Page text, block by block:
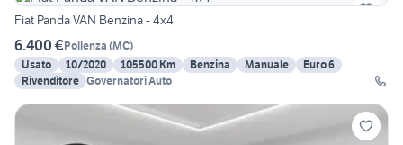
Fiat Panda VAN Benzina - 4x4
6.400 €Pollenza (MC)
Usato
10/2020 105500 Km Benzina Manuale
Euro 6
Rivenditore Governatori Auto